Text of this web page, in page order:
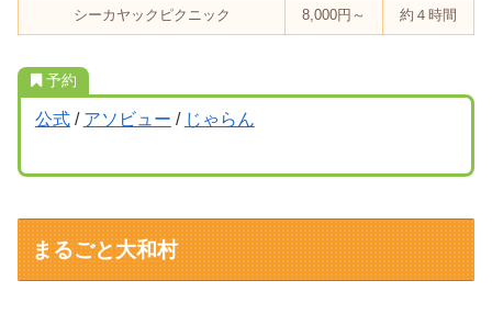
シーカヤックピクニック 8,000円～ 約４時間
予約
公式/ アソビュー / じゃらん
まるごと大和村